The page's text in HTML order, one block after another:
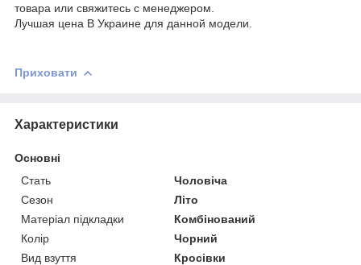
товара или свяжитесь с менеджером.
Лучшая цена В Украине для данной модели.
Приховати
Характеристики
Основні
Стать
Чоловіча
Сезон
Літо
Матеріал підкладки
Комбінований
Колір
Чорний
Вид взуття
Кросівки